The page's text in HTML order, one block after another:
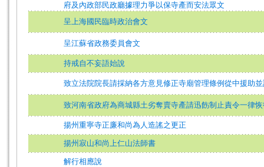
府及內政部民政廳據理力爭以保寺產而安法眾文
呈上海國民臨時政治會文
呈江蘇省政務委員會文
持戒自不妄語始說
致立法院院長請採納各方意見修正寺廟管理條例從中援助
致河南省政府為商城縣土劣奪賣寺產請迅飭制止責令一律
揚州重寧寺正廉和尚為人造謠之更正
揚州寂山和尚上仁山法師書
解行相應說